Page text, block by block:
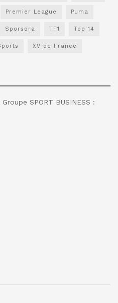
Premier League Puma
Sporsora TF1 Top 14
XV de France
SPORT BUSINESS :